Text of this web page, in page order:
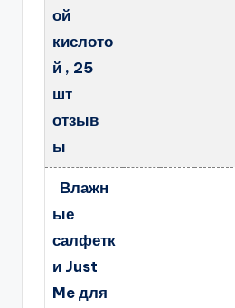
ой
кислото
й , 25
шт
отзыв
ы
Влажн
ые
салфетк
и Just
Me для